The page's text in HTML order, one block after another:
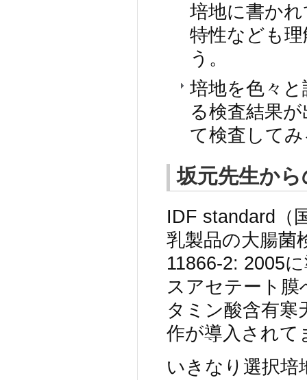
培地に書か
特性なども
う。
培地を色々
る検査結果
て検査して
坂元先生か
IDF standard（
乳製品の大腸菌
11866-2: 2005
スアセテート膜
タミン酸含有
作が導入されて
いきなり選択培